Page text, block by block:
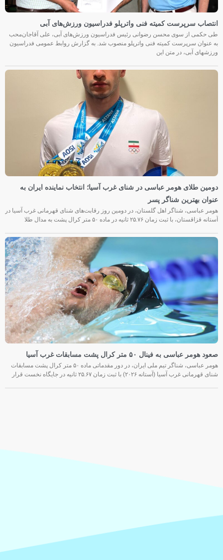
انتصاب سرپرست کمیته فنی واترپلو فدراسیون ورزش‌های آبی
طی حکمی از سوی محسن رضوانی رئیس فدراسیون ورزش‌های آبی، علی آقاجان‌محب
به عنوان سرپرست کمیته فنی واترپلو منصوب شد. به گزارش روابط عمومی فدراسیون
ورزشهای آبی، در متن این
دومین طلای هومر عباسی در شنای غرب آسیا؛ انتخاب نماینده ایران به
عنوان بهترین شناگر پسر
هومر عباسی، شناگر اهل گلستان، در دومین روز رقابت‌های شنای قهرمانی غرب آسیا در
آستانه قزاقستان، با ثبت زمان ۲۵.۷۶ ثانیه در ماده ۵۰ متر کرال پشت به مدال طلا
صعود هومر عباسی به فینال ۵۰ متر کرال پشت مسابقات غرب آسیا
هومر عباسی، شناگر تیم ملی ایران، در دور مقدماتی ماده ۵۰ متر کرال پشت مسابقات
شنای قهرمانی غرب آسیا (آستانه ۲۰۲۶) با ثبت زمان ۲۵.۶۷ ثانیه در جایگاه نخست قرار